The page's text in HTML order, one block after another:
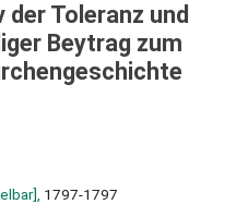
Toleranz und
Beytrag zum
1797-1797